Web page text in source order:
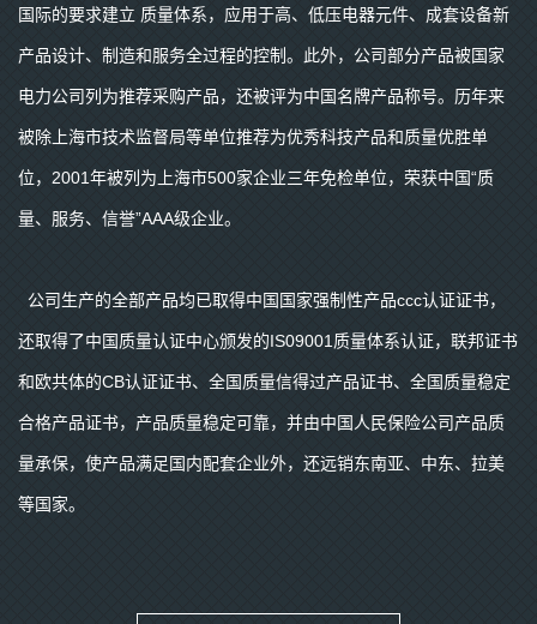
国际的要求建立 质量体系，应用于高、低压电器元件、成套设备新
产品设计、制造和服务全过程的控制。此外，公司部分产品被国家
电力公司列为推荐采购产品，还被评为中国名牌产品称号。历年来
被除上海市技术监督局等单位推荐为优秀科技产品和质量优胜单
位，2001年被列为上海市500家企业三年免检单位，荣获中国“质
量、服务、信誉”AAA级企业。
公司生产的全部产品均已取得中国国家强制性产品ccc认证证书，
还取得了中国质量认证中心颁发的IS09001质量体系认证，联邦证书
和欧共体的CB认证证书、全国质量信得过产品证书、全国质量稳定
合格产品证书，产品质量稳定可靠，并由中国人民保险公司产品质
量承保，使产品满足国内配套企业外，还远销东南亚、中东、拉美
等国家。